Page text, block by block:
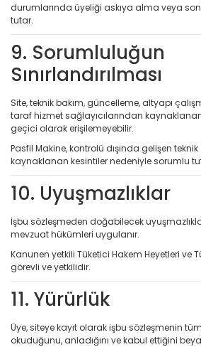
durumlarında üyeliği askıya alma veya
tutar.
9. Sorumluluğun
Sınırlandırılması
Site, teknik bakım, güncelleme, altyapı
taraf hizmet sağlayıcılarından
geçici olarak erişilemeyebilir.
Pasfil Makine, kontrolü dışında gelişen
kaynaklanan kesintiler nedeniyle sorumlu
10. Uyuşmazlıklar
İşbu sözleşmeden doğabilecek
mevzuat hükümleri uygulanır.
Kanunen yetkili Tüketici Hakem Heyetleri ve
görevli ve yetkilidir.
11. Yürürlük
Üye, siteye kayıt olarak işbu sözleşmenin
okuduğunu, anladığını ve kabul ettiğini